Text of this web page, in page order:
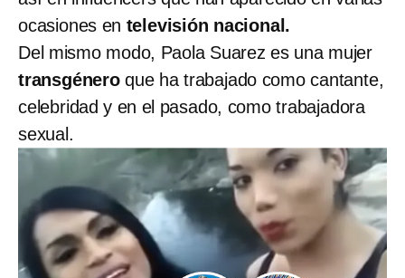
ocasiones en televisión nacional.
Del mismo modo, Paola Suarez es una mujer
transgéneroque ha trabajado como cantante,
celebridad y en el pasado, como trabajadora
sexual.